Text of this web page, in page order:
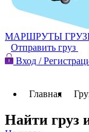
МАРШРУТЫ
Отправить груз
Вход /
Главная
Найти груз